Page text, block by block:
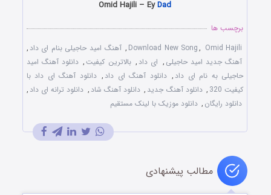
Omid Hajili – EyDad
برچسب ها
Download New Song, Omid Hajili
, آهنگ امید حاجیلی بنام ای داد ,
آهنگ جدید امید حاجیلی , ای داد , بالاترین کیفیت, دانلود آهنگ امید
حاجیلی به نام ای داد , دانلود آهنگ ای داد , دانلود آهنگ ای داد با
کیفیت 320
, دانلود آهنگ جدید , دانلود آهنگ شاد , دانلود ترانه ای داد ,
دانلود رایگان , دانلود موزیک با لینک مستقیم
مطالب پیشنهادی